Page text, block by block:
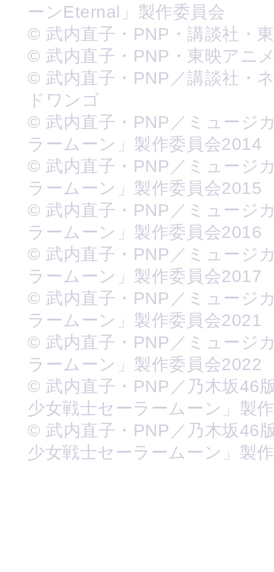
ーンEternal」製作委員会
© 武内直子・PNP・講談社・
© 武内直子・PNP・東映アニ
© 武内直子・PNP／講談社・
ドワンゴ
© 武内直子・PNP／ミュージ
ラームーン」製作委員会2014
© 武内直子・PNP／ミュージ
ラームーン」製作委員会2015
© 武内直子・PNP／ミュージ
ラームーン」製作委員会2016
© 武内直子・PNP／ミュージ
ラームーン」製作委員会2017
© 武内直子・PNP／ミュージ
ラームーン」製作委員会2021
© 武内直子・PNP／ミュージ
ラームーン」製作委員会2022
© 武内直子・PNP／乃木坂46
少女戦士セーラームーン」製
© 武内直子・PNP／乃木坂46
少女戦士セーラームーン」製